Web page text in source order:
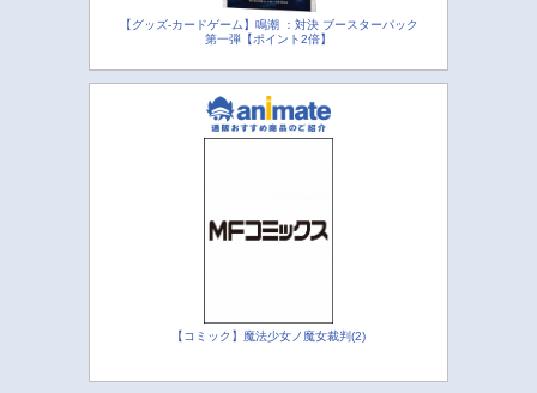
【グッズ-カードゲーム】鳴潮 ：対決 ブースターパック
第一弾【ポイント2倍】
【コミック】魔法少女ノ魔女裁判(2)